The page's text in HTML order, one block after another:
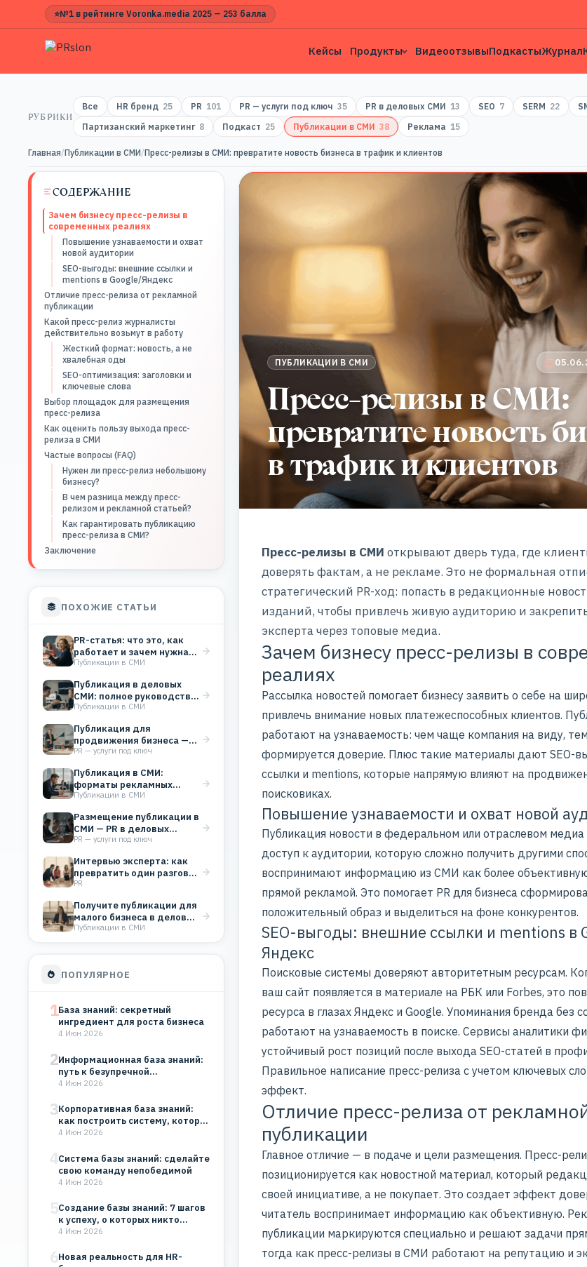
⭐№1 в рейтинге Voronka.media 2025 — 253 балла
Кейсы Продукты ВидеоотзывыПодкастыЖурнал
РУБРИКИ
Все HR бренд 25 PR 101 PR — услуги под ключ 35 PR в деловых СМИ 13 SEO 7 SERM 22
Партизанский маркетинг 8 Подкаст 25 Публикации в СМИ 38 Реклама 15
Главная/Публикации в СМИ/Пресс-релизы в СМИ: превратите новость бизнеса в трафик и клиентов
СОДЕРЖАНИЕ
Зачем бизнесу пресс-релизы в
современных реалиях
Повышение узнаваемости и охват
новой аудитории
SEO-выгоды: внешние ссылки и
mentions в Google/Яндекс
Отличие пресс-релиза от рекламной
публикации
Какой пресс-релиз журналисты
действительно возьмут в работу
Жесткий формат: новость, а не
хвалебная оды
SEO-оптимизация: заголовки и
ключевые слова
Выбор площадок для размещения
пресс-релиза
Как оценить пользу выхода пресс-
релиза в СМИ
Частые вопросы (FAQ)
Нужен ли пресс-релиз небольшому
бизнесу?
В чем разница между пресс-
релизом и рекламной статьей?
Как гарантировать публикацию
пресс-релиза в СМИ?
Заключение
ПОХОЖИЕ СТАТЬИ
PR-статья: что это, как
работает и зачем нужна
бизнесу
Публикации в СМИ
Публикация в деловых
СМИ: полное руководство
для бизнеса
Публикации в СМИ
Публикация для
продвижения бизнеса —
что реально работает, а
PR — услуги под ключ
Публикация в СМИ:
форматы рекламных
статей и издания для
Публикации в СМИ
Размещение публикации в
СМИ — PR в деловых
изданиях для…
PR — услуги под ключ
Интервью эксперта: как
превратить один разговор
в системный PR
PR
Получите публикации для
малого бизнеса в деловых
СМИ без большого…
Публикации в СМИ
ПОПУЛЯРНОЕ
1База знаний: секретный
ингредиент для роста бизнеса
4 Июн 2026
2Информационная база знаний:
путь к безупречной
организации
4 Июн 2026
3Корпоративная база знаний:
как построить систему, которая
будет работать на…
4 Июн 2026
4Система базы знаний: сделайте
свою команду непобедимой
4 Июн 2026
5Создание базы знаний: 7 шагов
к успеху, о которых никто…
4 Июн 2026
6Новая реальность для HR-
ПУБЛИКАЦИИ В СМИ
Пресс-релизы в СМИ:
превратите новость
в трафик и клиентов
Пресс-релизы в СМИ открывают дверь туда, где
доверять фактам, а не рекламе. Это не формальная
стратегический PR-ход: попасть в редакционные
изданий, чтобы привлечь живую аудиторию и
эксперта через топовые медиа.
Зачем бизнесу пресс-релизы в
реалиях
Рассылка новостей помогает бизнесу заявить о себе на
привлечь внимание новых платежеспособных клиентов.
работают на узнаваемость: чем чаще компания на виду,
формируется доверие. Плюс такие материалы дают SEO-
ссылки и mentions, которые напрямую влияют на
поисковиках.
Повышение узнаваемости и охват новой
Публикация новости в федеральном или отраслевом медиа
доступ к аудитории, которую сложно получить другими
воспринимают информацию из СМИ как более
прямой рекламой. Это помогает PR для бизнеса
положительный образ и выделиться на фоне конкурентов.
SEO-выгоды: внешние ссылки и mentions в
Яндекс
Поисковые системы доверяют авторитетным ресурсам.
ваш сайт появляется в материале на РБК или Forbes, это
ресурса в глазах Яндекс и Google. Упоминания бренда без
работают на узнаваемость в поиске. Сервисы аналитики
устойчивый рост позиций после выхода SEO-статей в
Правильное написание пресс-релиза с учетом ключевых
эффект.
Отличие пресс-релиза от
публикации
Главное отличие — в подаче и цели размещения. Пресс-
позиционируется как новостной материал, который
своей инициативе, а не покупает. Это создает эффект
читатель воспринимает информацию как объективную.
публикации маркируются специально и решают задачи
тогда как пресс-релизы в СМИ работают на репутацию и